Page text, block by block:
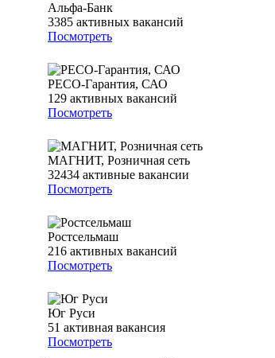
Альфа-Банк
3385 активных вакансий
Посмотреть
РЕСО-Гарантия, САО
129 активных вакансий
Посмотреть
МАГНИТ, Розничная сеть
32434 активные вакансии
Посмотреть
Ростсельмаш
216 активных вакансий
Посмотреть
Юг Руси
51 активная вакансия
Посмотреть